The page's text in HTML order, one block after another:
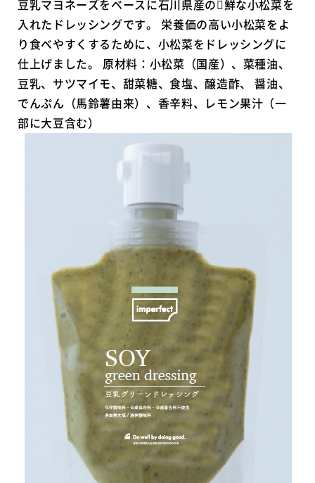
豆乳マヨネーズをベースに石川県産の􏰀鮮な小松菜を
入れたドレッシングです。 栄養価の高い小松菜をよ
り食べやすくするために、小松菜をドレッシングに
仕上げました。 原材料：小松菜（国産）、菜種油、
豆乳、サツマイモ、甜菜糖、食塩、醸造酢、 醤油、
でんぷん（馬鈴薯由来）、香辛料、レモン果汁（一
部に大豆含む）